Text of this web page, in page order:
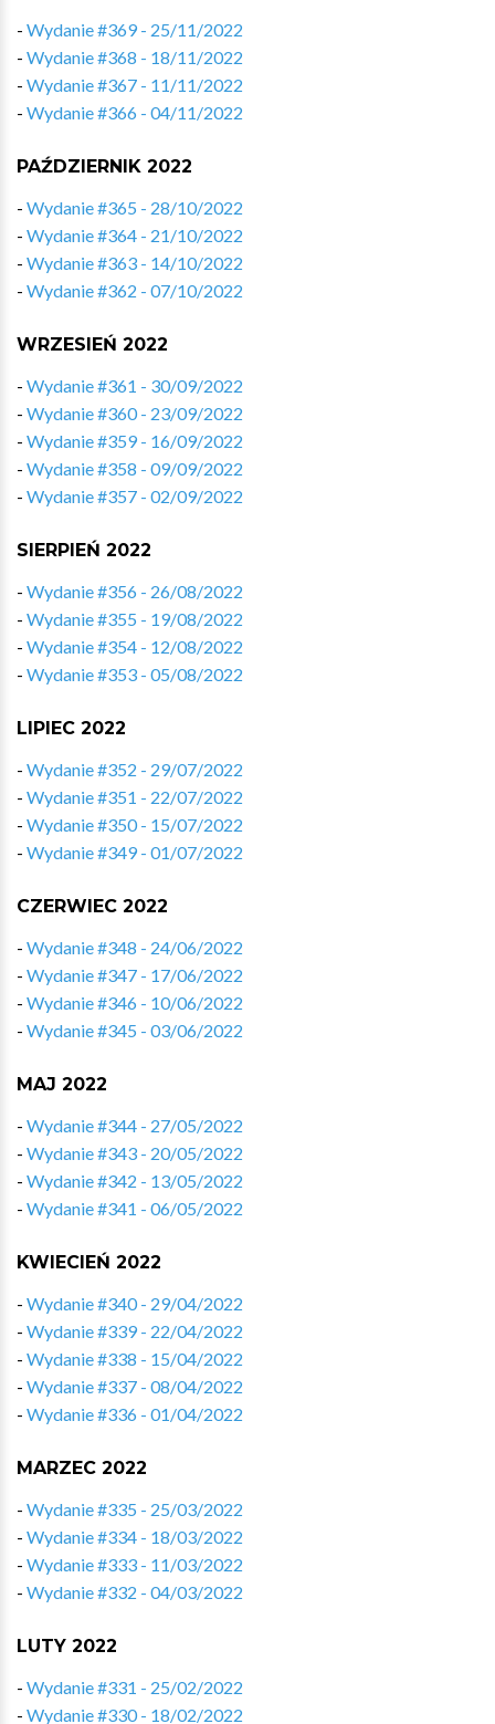
- Wydanie #369 - 25/11/2022
- Wydanie #368 - 18/11/2022
- Wydanie #367 - 11/11/2022
- Wydanie #366 - 04/11/2022
PAŹDZIERNIK 2022
- Wydanie #365 - 28/10/2022
- Wydanie #364 - 21/10/2022
- Wydanie #363 - 14/10/2022
- Wydanie #362 - 07/10/2022
WRZESIEŃ 2022
- Wydanie #361 - 30/09/2022
- Wydanie #360 - 23/09/2022
- Wydanie #359 - 16/09/2022
- Wydanie #358 - 09/09/2022
- Wydanie #357 - 02/09/2022
SIERPIEŃ 2022
- Wydanie #356 - 26/08/2022
- Wydanie #355 - 19/08/2022
- Wydanie #354 - 12/08/2022
- Wydanie #353 - 05/08/2022
LIPIEC 2022
- Wydanie #352 - 29/07/2022
- Wydanie #351 - 22/07/2022
- Wydanie #350 - 15/07/2022
- Wydanie #349 - 01/07/2022
CZERWIEC 2022
- Wydanie #348 - 24/06/2022
- Wydanie #347 - 17/06/2022
- Wydanie #346 - 10/06/2022
- Wydanie #345 - 03/06/2022
MAJ 2022
- Wydanie #344 - 27/05/2022
- Wydanie #343 - 20/05/2022
- Wydanie #342 - 13/05/2022
- Wydanie #341 - 06/05/2022
KWIECIEŃ 2022
- Wydanie #340 - 29/04/2022
- Wydanie #339 - 22/04/2022
- Wydanie #338 - 15/04/2022
- Wydanie #337 - 08/04/2022
- Wydanie #336 - 01/04/2022
MARZEC 2022
- Wydanie #335 - 25/03/2022
- Wydanie #334 - 18/03/2022
- Wydanie #333 - 11/03/2022
- Wydanie #332 - 04/03/2022
LUTY 2022
- Wydanie #331 - 25/02/2022
- Wydanie #330 - 18/02/2022